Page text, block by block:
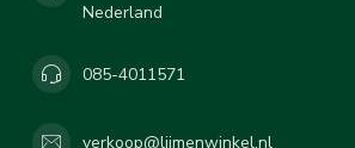
Nederland
085-4011571
verkoop@lijmenwinkel.nl